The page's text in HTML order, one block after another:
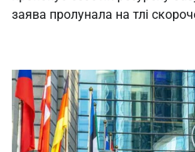
заява пролунала на тлі